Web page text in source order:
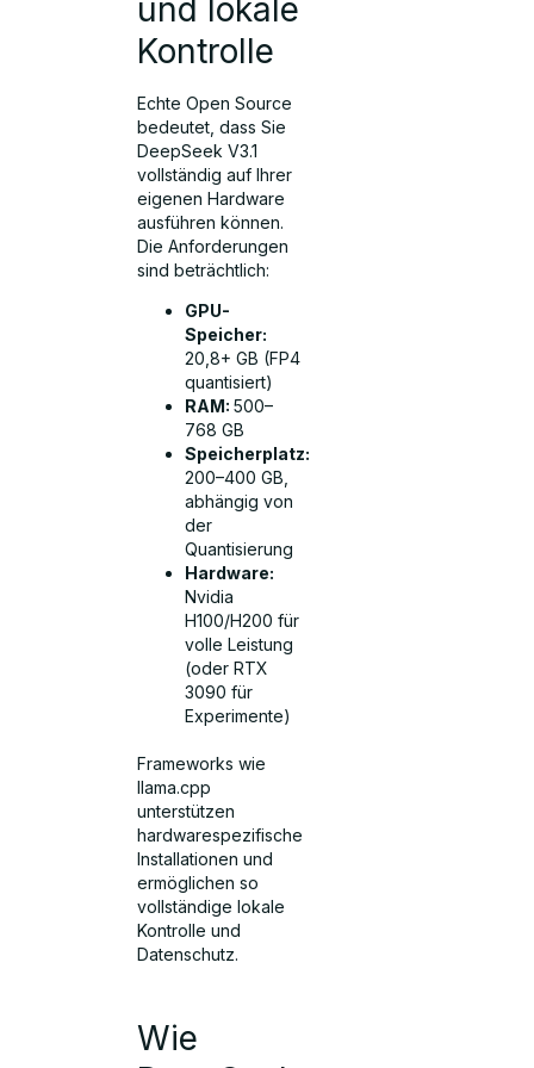
und lokale
Kontrolle
Echte Open Source
bedeutet, dass Sie
DeepSeek V3.1
vollständig auf Ihrer
eigenen Hardware
ausführen können.
Die Anforderungen
sind beträchtlich:
GPU-
Speicher:
20,8+ GB (FP4
quantisiert)
RAM:500–
768 GB
Speicherplatz:
200–400 GB,
abhängig von
der
Quantisierung
Hardware:
Nvidia
H100/H200 für
volle Leistung
(oder RTX
3090 für
Experimente)
Frameworks wie
llama.cpp
unterstützen
hardwarespezifische
Installationen und
ermöglichen so
vollständige lokale
Kontrolle und
Datenschutz.
Wie